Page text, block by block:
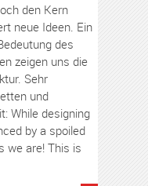
den Kern
neue Ideen. Ein
des
zeigen uns die
Sehr
und
While designing
by a spoiled
we are! This is